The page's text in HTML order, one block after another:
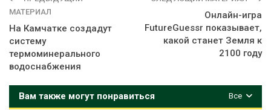
МАТЕРИАЛ
На Камчатке создадут
систему
термоминерального
водоснабжения
Онлайн-игра
FutureGuessr показывает,
какой станет Земля к
2100 году
Все
Вам также могут понравиться